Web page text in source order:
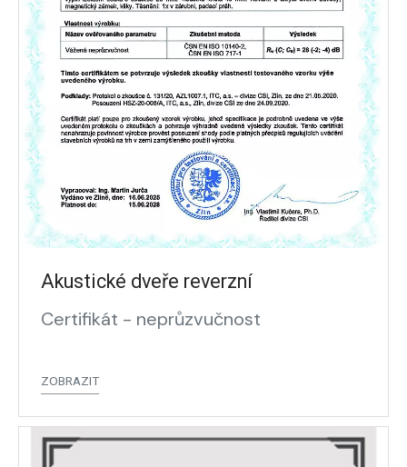
Akustické dveře reverzní
Certifikát - neprůzvučnost
ZOBRAZIT